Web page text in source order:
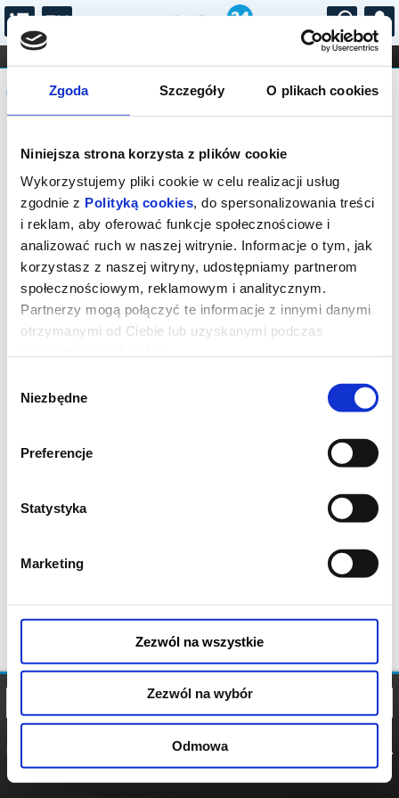
Zgoda Szczegóły O plikach cookies
Niniejsza strona korzysta z plików cookie
Wykorzystujemy pliki cookie w celu realizacji usług
zgodnie z Polityką cookies, do spersonalizowania treści
i reklam, aby oferować funkcje społecznościowe i
analizować ruch w naszej witrynie. Informacje o tym, jak
korzystasz z naszej witryny, udostępniamy partnerom
społecznościowym, reklamowym i analitycznym.
Partnerzy mogą połączyć te informacje z innymi danymi
otrzymanymi od Ciebie lub uzyskanymi podczas
zgody
Niezbędne
Preferencje
Statystyka
Marketing
Zezwól na wszystkie
Zezwól na wybór
Odmowa
...
FILHARMONIA OPERA I BALET
STAND-UP
DLA DZIECI
Komunikat
Sprzedaż biletów on-line na wydarzenie
została zakończona.
POLITYKA
POLITYKA